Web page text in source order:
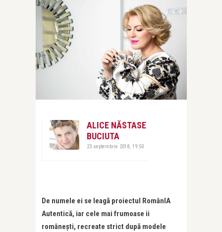
ALICE NĂSTASE
BUCIUTA
23 septembrie 2018, 19:50
De numele ei se leagă proiectul RomânIA
Autentică, iar cele mai frumoase ii
românești, recreate strict după modele